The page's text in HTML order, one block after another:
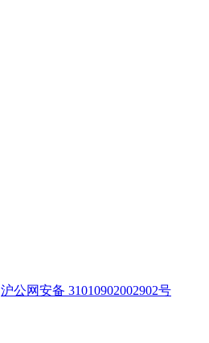
沪公网安备 31010902002902号